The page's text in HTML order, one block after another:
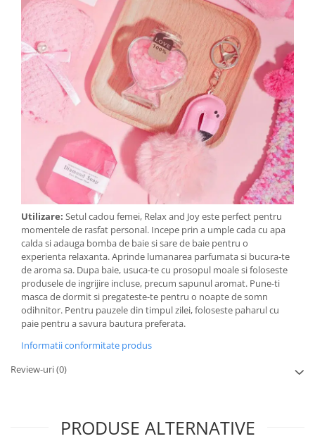
Utilizare: Setul cadou femei, Relax and Joy este perfect pentru
momentele de rasfat personal. Incepe prin a umple cada cu apa
calda si adauga bomba de baie si sare de baie pentru o
experienta relaxanta. Aprinde lumanarea parfumata si bucura-te
de aroma sa. Dupa baie, usuca-te cu prosopul moale si foloseste
produsele de ingrijire incluse, precum sapunul aromat. Pune-ti
masca de dormit si pregateste-te pentru o noapte de somn
odihnitor. Pentru pauzele din timpul zilei, foloseste paharul cu
paie pentru a savura bautura preferata.
Informatii conformitate produs
Review-uri(0)
PRODUSE ALTERNATIVE